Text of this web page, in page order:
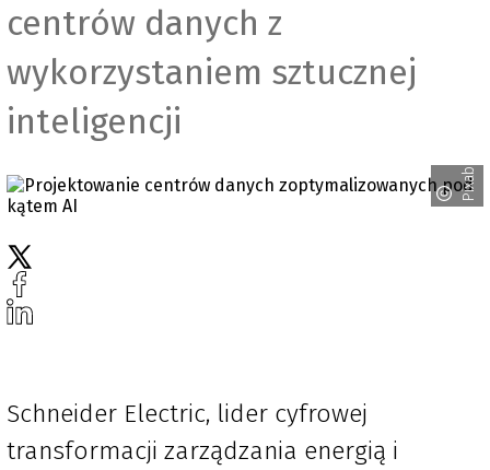
centrów danych z
wykorzystaniem sztucznej
inteligencji
Pixabay
Schneider Electric, lider cyfrowej
transformacji zarządzania energią i